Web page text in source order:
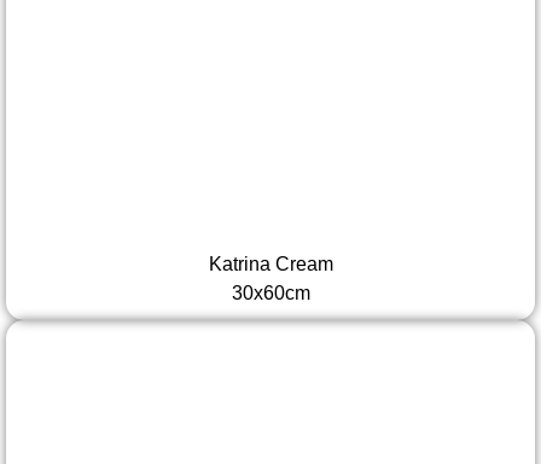
Katrina Cream
30x60cm